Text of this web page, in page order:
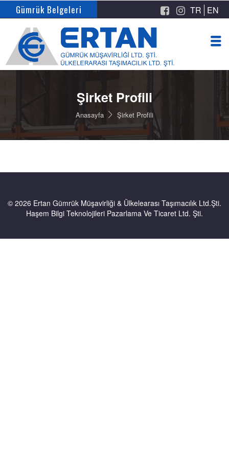
TR EN
Gümrük Belgeleri
Şirket Profili
Anasayfa Şirket Profili
© 2026 Ertan Gümrük Müşavirliği & Ülkelearası Taşımacılık Ltd.Şti.
Haşem Bilgi Teknolojileri Pazarlama Ve Ticaret Ltd. Şti.